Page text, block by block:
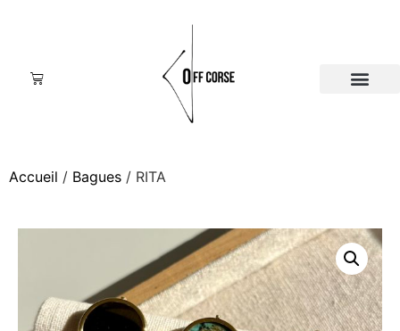
Accueil / Bagues / RITA